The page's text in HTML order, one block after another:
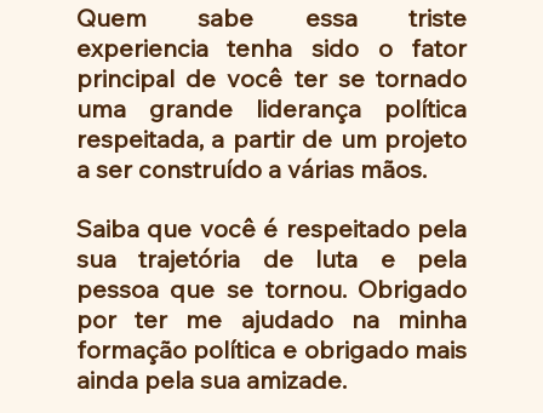
Quem sabe essa triste
experiencia tenha sido o fator
principal de você ter se tornado
uma grande liderança política
respeitada, a partir de um projeto
a ser construído a várias mãos.
Saiba que você é respeitado pela
sua trajetória de luta e pela
pessoa que se tornou. Obrigado
por ter me ajudado na minha
formação política e obrigado mais
ainda pela sua amizade.